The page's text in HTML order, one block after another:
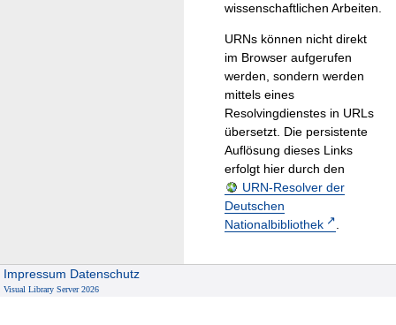
wissenschaftlichen Arbeiten.
URNs können nicht direkt
im Browser aufgerufen
werden, sondern werden
mittels eines
Resolvingdienstes in URLs
übersetzt. Die persistente
Auflösung dieses Links
erfolgt hier durch den
URN-Resolver der
Deutschen
Nationalbibliothek
.
Impressum Datenschutz
Visual Library Server 2026